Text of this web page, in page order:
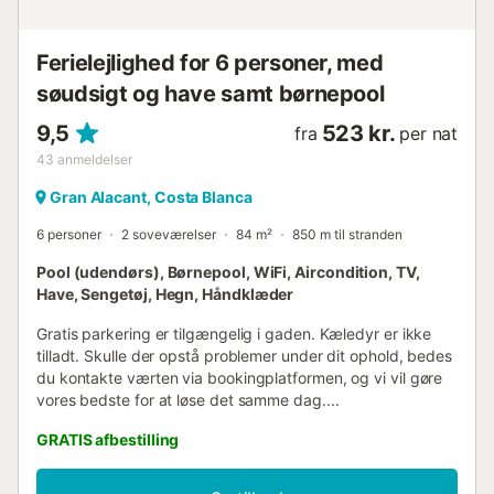
Ferielejlighed for 6 personer, med
søudsigt og have samt børnepool
9,5
43 anmeldelser
fra 523 kr. per nat
Gran Alacant, Costa Blanca
6 personer 2 soveværelser 84 m² 850 m til stranden
Pool (udendørs), Børnepool, WiFi, Aircondition, TV,
Have, Sengetøj, Hegn, Håndklæder
Gratis parkering er tilgængelig i gaden. Kæledyr er ikke
tilladt. Skulle der opstå problemer under dit ophold, bedes
du kontakte værten via bookingplatformen, og vi vil gøre
vores bedste for at løse det samme dag....
GRATIS afbestilling